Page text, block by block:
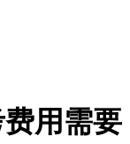
用需要